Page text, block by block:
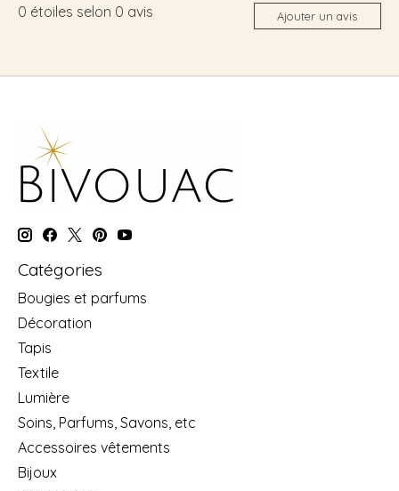
0 étoiles selon 0 avis Ajouter un avis
Catégories
Bougies et parfums
Décoration
Tapis
Textile
Lumière
Soins, Parfums, Savons, etc
Accessoires vêtements
Bijoux